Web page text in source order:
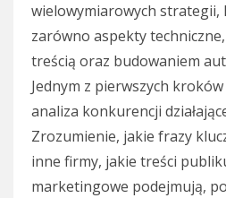
wielowymiarowych strategii,
zarówno aspekty
treścią oraz budowaniem
Jednym z pierwszych
analiza konkurencji
Zrozumienie, jakie frazy
inne firmy, jakie treści
marketingowe podejmują,